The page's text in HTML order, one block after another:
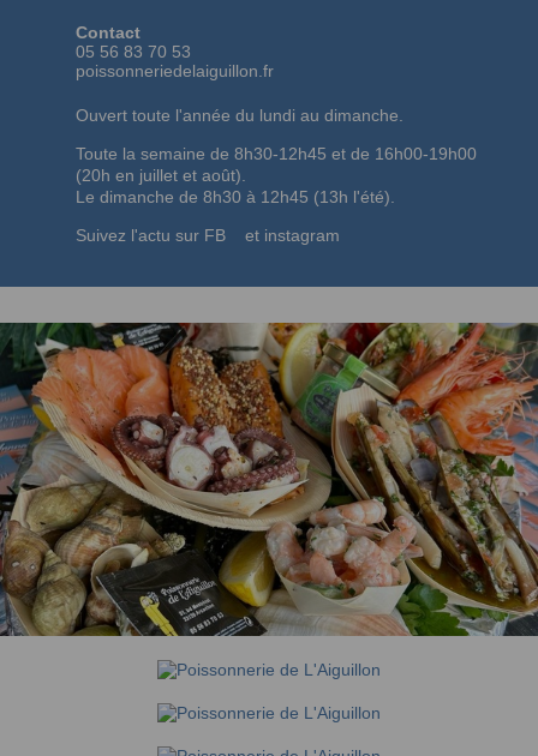
Contact
05 56 83 70 53
poissonneriedelaiguillon.fr
Ouvert toute l'année du lundi au dimanche.
Toute la semaine de 8h30-12h45 et de 16h00-19h00
(20h en juillet et août).
Le dimanche de 8h30 à 12h45 (13h l'été).
Suivez l'actu sur FB et instagram